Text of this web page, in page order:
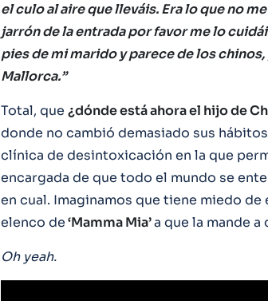
el culo al aire que lleváis. Era lo que no
jarrón de la entrada por favor me lo
pies de mi marido y parece de los
Mallorca.”
Total, que ¿dónde está ahora el hijo de
donde no cambió demasiado sus
clínica de desintoxicación en la que
encargada de que todo el mundo se
en cual. Imaginamos que tiene miedo de
elenco de‘Mamma Mia’a que la mande a
Oh yeah.